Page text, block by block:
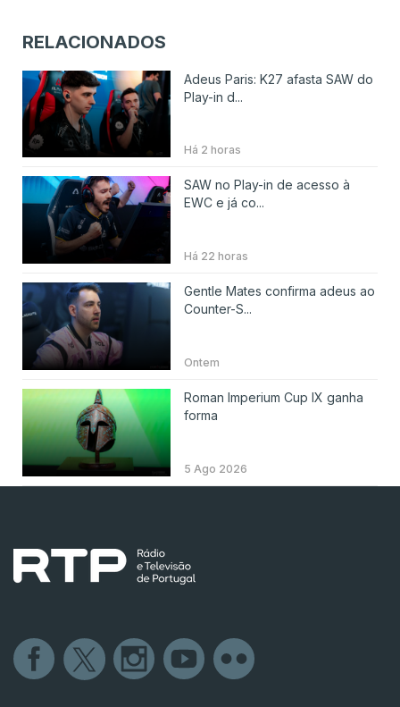
RELACIONADOS
Adeus Paris: K27 afasta SAW do
Play-in d...
Há 2 horas
SAW no Play-in de acesso à
EWC e já co...
Há 22 horas
Gentle Mates confirma adeus ao
Counter-S...
Ontem
Roman Imperium Cup IX ganha
forma
5 Ago 2026